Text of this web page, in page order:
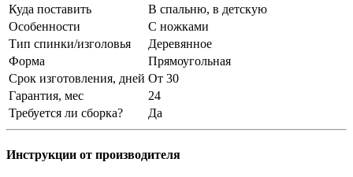
Куда поставить
В спальню, в детскую
Особенности
С ножками
Тип спинки/изголовья
Деревянное
Форма
Прямоугольная
Срок изготовления, дней От 30
Гарантия, мес
24
Требуется ли сборка?
Да
Инструкции от производителя